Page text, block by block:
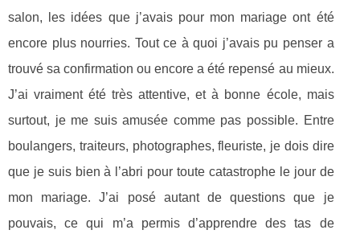
salon, les idées que j’avais pour mon mariage ont été
encore plus nourries. Tout ce à quoi j’avais pu penser a
trouvé sa confirmation ou encore a été repensé au mieux.
J’ai vraiment été très attentive, et à bonne école, mais
surtout, je me suis amusée comme pas possible. Entre
boulangers, traiteurs, photographes, fleuriste, je dois dire
que je suis bien à l’abri pour toute catastrophe le jour de
mon mariage. J’ai posé autant de questions que je
pouvais, ce qui m’a permis d’apprendre des tas de